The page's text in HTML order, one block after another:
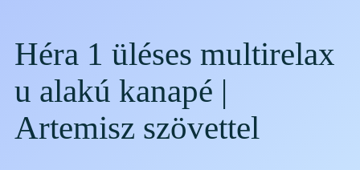
Héra 1 üléses multirelax
u alakú kanapé |
Artemisz szövettel